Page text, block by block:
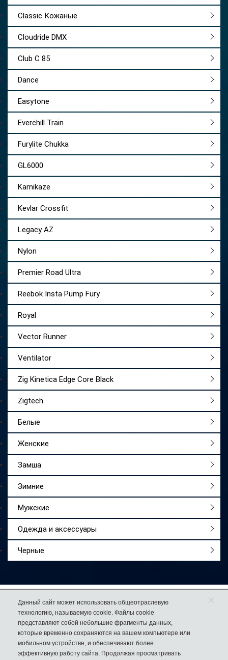
Classic Кожаные
Cloudride DMX
Club C 85
Dance
Easytone
Everchill Train
Furylite Chukka
GL6000
Kamikaze
Kevlar Crossfit
Legacy AZ
Nylon
Premier Road Ultra
Reebok Insta Pump Fury
Royal
Vector Runner
Ventilator
Zig Kinetica Edge Core Black
Zigtech
Белые
Женские
Замша
Зимние
Мужские
Одежда и аксессуары
Черные
Работаемс 2009 года
Более 50 000довольных покупателей
74% клиентоввозвращаются к нам за еще одной парой обуви
Данный сайт может использовать общеотраслевую
технологию, называемую cookie. Файлы cookie
представляют собой небольшие фрагменты данных,
которые временно сохраняются на вашем компьютере или
мобильном устройстве, и обеспечивают более
эффективную работу сайта. Продолжая просматривать
×